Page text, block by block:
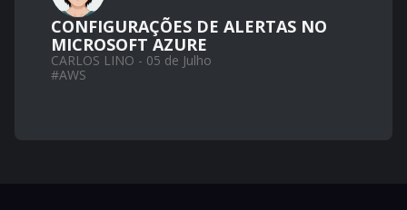
CONFIGURAÇÕES DE ALERTAS NO
MICROSOFT AZURE
CARLOS LINO - 05 de Julho
#AWS